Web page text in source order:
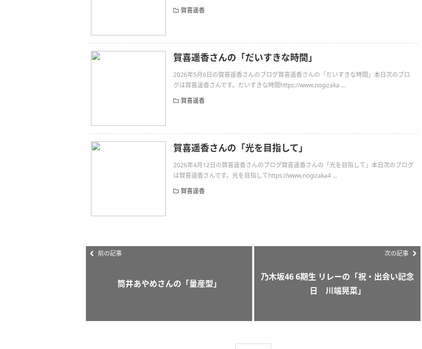
賀喜遥香
賀喜遥香さんの「だいすきな時間」
2026年5月6日の賀喜遥香さんのブログ賀喜遥香さんの「だいすきな時間」本日次のブロ
グは賀喜遥香さんです。だいすきな時間https://www.nogizaka ...
賀喜遥香
賀喜遥香さんの「光を目指して」
2026年4月12日の賀喜遥香さんのブログ賀喜遥香さんの「光を目指して」本日次のブログ
は賀喜遥香さんです。光を目指してhttps://www.nogizaka4 ...
賀喜遥香
前の記事
筒井あやめさんの「量産型」
次の記事
乃木坂46 6期生 リレーの「祝・出会い記念
日 川端晃菜」